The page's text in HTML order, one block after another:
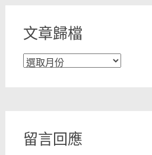
文章歸檔
文
留言回應